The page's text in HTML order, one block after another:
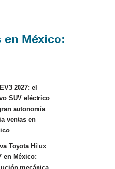
en México:
2027: el
SUV eléctrico
autonomía
ventas en
Toyota Hilux
en México:
mecánica,